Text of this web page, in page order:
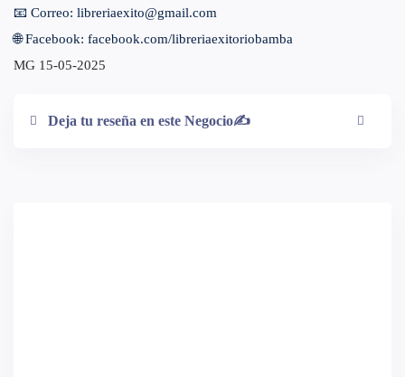
📧 Correo: libreriaexito@gmail.com
🌐 Facebook: facebook.com/libreriaexitoriobamba
MG 15-05-2025
Deja tu reseña en este Negocio✍